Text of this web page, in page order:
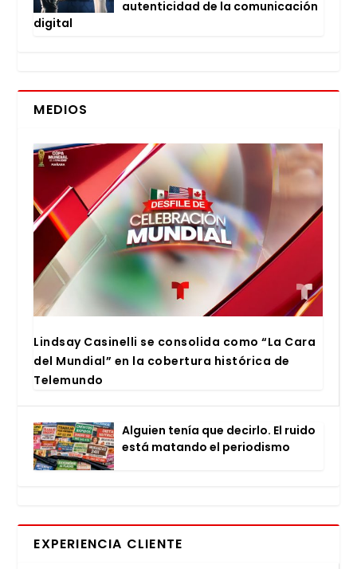
auten­ti­ci­dad de la comu­ni­ca­ción
digi­tal
MEDIOS
Lind­say Casi­ne­lli se con­so­li­da como “La Cara
del Mun­dial” en la cober­tu­ra his­tó­ri­ca de
Tele­mun­do
Alguien tenía que decir­lo. El rui­do
está matan­do el perio­dis­mo
EXPERIENCIA CLIENTE